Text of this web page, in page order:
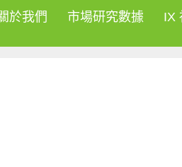
於我們 市場研究數據 IX